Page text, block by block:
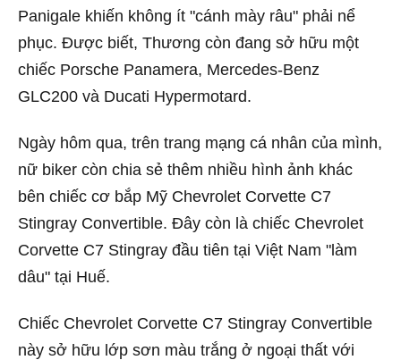
Panigale khiến không ít "cánh mày râu" phải nể
phục. Được biết, Thương còn đang sở hữu một
chiếc Porsche Panamera, Mercedes-Benz
GLC200 và Ducati Hypermotard.
Ngày hôm qua, trên trang mạng cá nhân của mình,
nữ biker còn chia sẻ thêm nhiều hình ảnh khác
bên chiếc cơ bắp Mỹ Chevrolet Corvette C7
Stingray Convertible. Đây còn là chiếc Chevrolet
Corvette C7 Stingray đầu tiên tại Việt Nam "làm
dâu" tại Huế.
Chiếc Chevrolet Corvette C7 Stingray Convertible
này sở hữu lớp sơn màu trắng ở ngoại thất với